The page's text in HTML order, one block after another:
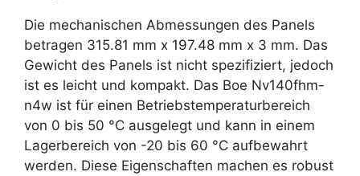
Die mechanischen Abmessungen des Panels
betragen 315.81 mm x 197.48 mm x 3 mm. Das
Gewicht des Panels ist nicht spezifiziert, jedoch
ist es leicht und kompakt. Das Boe Nv140fhm-
n4w ist für einen Betriebstemperaturbereich
von 0 bis 50 °C ausgelegt und kann in einem
Lagerbereich von -20 bis 60 °C aufbewahrt
werden. Diese Eigenschaften machen es robust